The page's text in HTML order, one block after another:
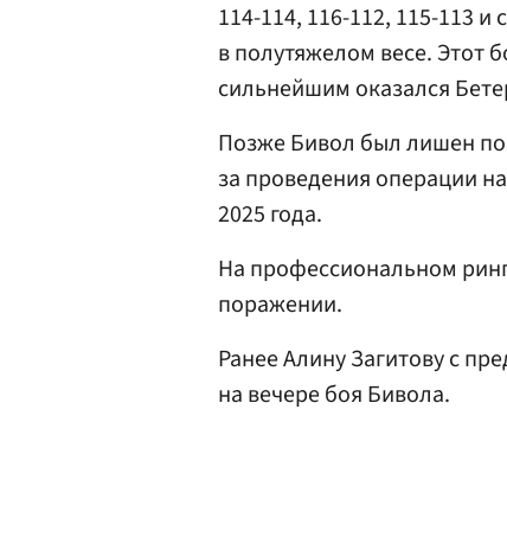
114-114, 116-112, 115-113
в полутяжелом весе. Этот
сильнейшим оказался
Позже Бивол был лишен
за проведения операции
2025 года.
На профессиональном
поражении.
Ранее Алину Загитову с
на вечере боя Бивола.